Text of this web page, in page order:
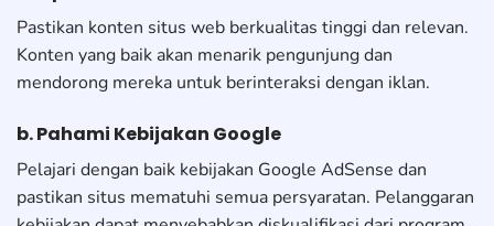
Pastikan konten situs web berkualitas tinggi dan relevan.
Konten yang baik akan menarik pengunjung dan
mendorong mereka untuk berinteraksi dengan iklan.
b. Pahami Kebijakan Google
Pelajari dengan baik kebijakan Google AdSense dan
pastikan situs mematuhi semua persyaratan. Pelanggaran